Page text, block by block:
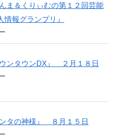
んま＆くりぃむの第１２回芸能
情報グランプリ』
ウンタウンDX』 ２月１８日
ンタの神様』 ８月１５日